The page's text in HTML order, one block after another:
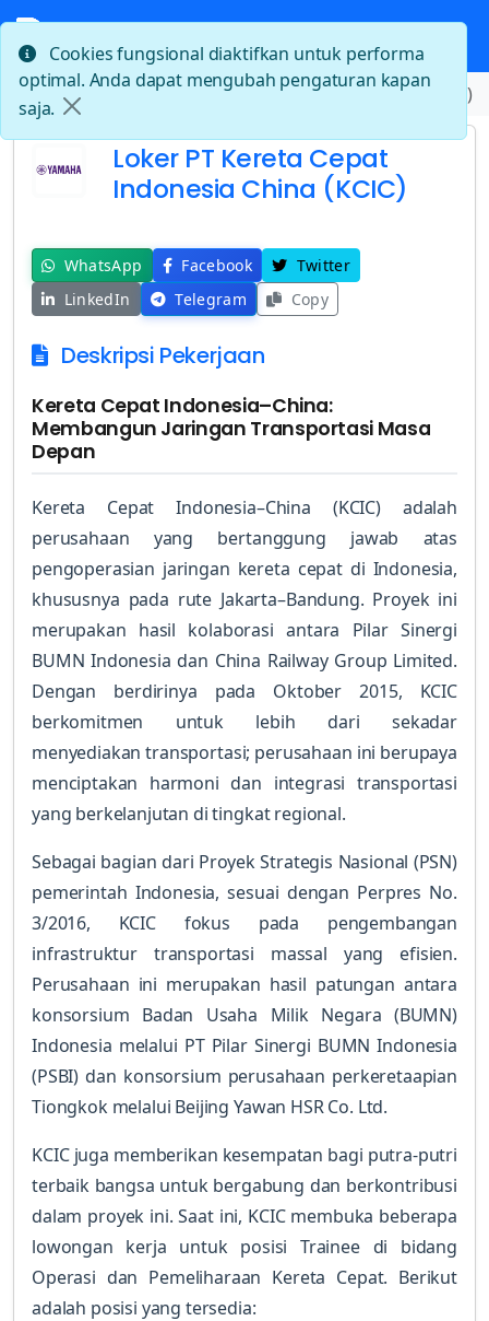
Beranda Loker PT Kereta Cepat Indonesia China (KCIC)
Loker PT Kereta Cepat
Indonesia China (KCIC)
WhatsApp Facebook
Twitter
LinkedIn
Telegram Copy
Deskripsi Pekerjaan
Kereta Cepat Indonesia–China:
Membangun Jaringan Transportasi Masa
Depan
Kereta Cepat Indonesia–China (KCIC) adalah
perusahaan yang bertanggung jawab atas
pengoperasian jaringan kereta cepat di Indonesia,
khususnya pada rute Jakarta–Bandung. Proyek ini
merupakan hasil kolaborasi antara Pilar Sinergi
BUMN Indonesia dan China Railway Group Limited.
Dengan berdirinya pada Oktober 2015, KCIC
berkomitmen untuk lebih dari sekadar
menyediakan transportasi; perusahaan ini berupaya
menciptakan harmoni dan integrasi transportasi
yang berkelanjutan di tingkat regional.
Sebagai bagian dari Proyek Strategis Nasional (PSN)
pemerintah Indonesia, sesuai dengan Perpres No.
3/2016, KCIC fokus pada pengembangan
infrastruktur transportasi massal yang efisien.
Perusahaan ini merupakan hasil patungan antara
konsorsium Badan Usaha Milik Negara (BUMN)
Indonesia melalui PT Pilar Sinergi BUMN Indonesia
(PSBI) dan konsorsium perusahaan perkeretaapian
Tiongkok melalui Beijing Yawan HSR Co. Ltd.
KCIC juga memberikan kesempatan bagi putra-putri
terbaik bangsa untuk bergabung dan berkontribusi
dalam proyek ini. Saat ini, KCIC membuka beberapa
lowongan kerja untuk posisi Trainee di bidang
Operasi dan Pemeliharaan Kereta Cepat. Berikut
adalah posisi yang tersedia:
Cookies fungsional diaktifkan untuk performa
optimal. Anda dapat mengubah pengaturan kapan
saja.